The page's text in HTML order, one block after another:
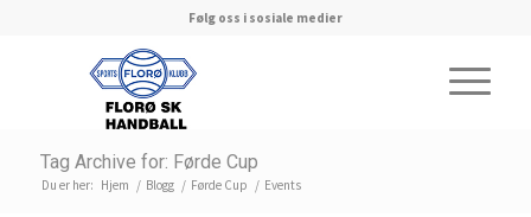
Følg oss i sosiale medier
Tag Archive for: Førde Cup
Du er her: Hjem / Blogg / Førde Cup / Events